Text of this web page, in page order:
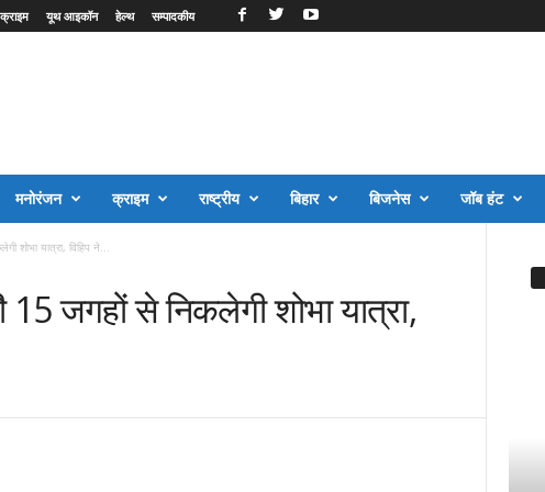
क्राइम यूथ आइकॉन हेल्थ सम्पादकीय
मनोरंजन क्राइम राष्ट्रीय बिहार बिजनेस जॉब हंट
शोभा यात्रा, विहिप ने...
15 जगहों से निकलेगी शोभा यात्रा,